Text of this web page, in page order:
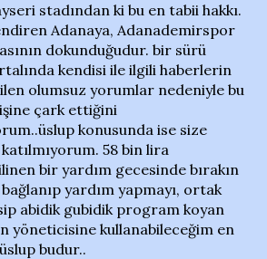
stadından ki bu en tabii hakkı.
Adanaya, Adanademirspor
dokunduğudur. bir sürü
kendisi ile ilgili haberlerin
olumsuz yorumlar nedeniyle bu
çark ettiğini
konusunda ise size
58 bin lira
bir yardım gecesinde bırakın
yardım yapmayı, ortak
abidik gubidik program koyan
yöneticisine kullanabileceğim en
budur..